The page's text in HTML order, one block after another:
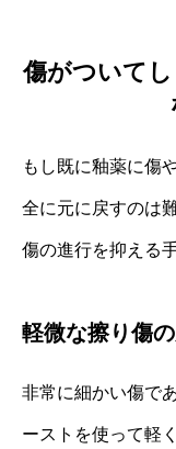
傷がついて
もし既に釉薬に傷
全に元に戻すのは
傷の進行を抑える
軽微な擦り傷
非常に細かい傷で
ーストを使って軽